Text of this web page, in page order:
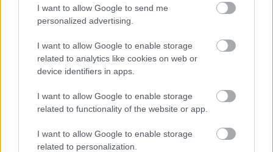
I want to allow Google to send me
personalized advertising.
I want to allow Google to enable storage
related to analytics like cookies on web or
device identifiers in apps.
I want to allow Google to enable storage
related to functionality of the website or app.
I want to allow Google to enable storage
related to personalization.
Hírlevél feliratkozás
Adja meg keresztnevét:
Adja